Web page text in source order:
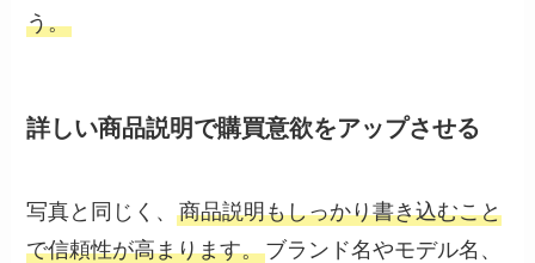
う。
詳しい商品説明で購買意欲をアップさせる
写真と同じく、商品説明もしっかり書き込むこと
で信頼性が高まります。ブランド名やモデル名、